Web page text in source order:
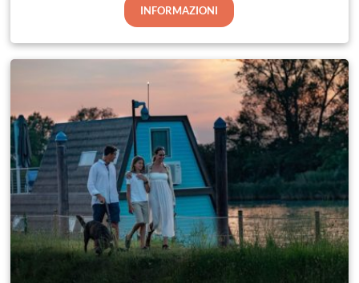
INFORMAZIONI